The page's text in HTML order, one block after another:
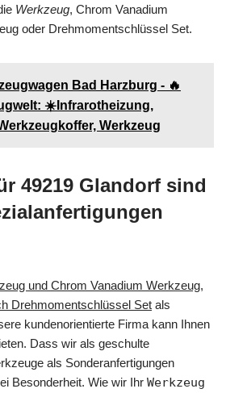
Werkzeug, Chrom Vanadium
oder Drehmomentschlüssel Set.
Bad Harzburg - 🔥
☀️Infrarotheizung,
Werkzeug
49219 Glandorf sind
und Chrom Vanadium Werkzeug,
Drehmomentschlüssel Set als
kundenorientierte Firma kann Ihnen
Dass wir als geschulte
als Sonderanfertigungen
Besonderheit. Wie wir Ihr Werkzeug